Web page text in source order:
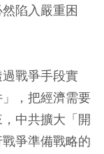
陷入嚴重困
戰爭手段實
，把經濟需要
中共擴大「開
爭準備戰略的